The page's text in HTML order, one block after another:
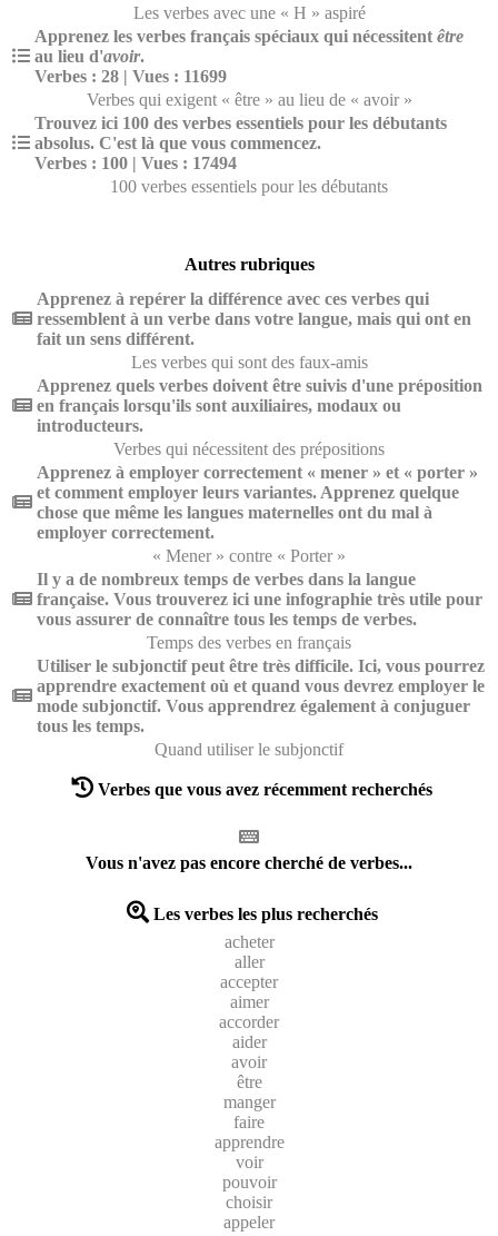
Les verbes avec une « H » aspiré
Apprenez les verbes français spéciaux qui nécessitent être
au lieu d'avoir.
Verbes : 28 | Vues : 11699
Verbes qui exigent « être » au lieu de « avoir »
Trouvez ici 100 des verbes essentiels pour les débutants
absolus. C'est là que vous commencez.
Verbes : 100 | Vues : 17494
100 verbes essentiels pour les débutants
Autres rubriques
Apprenez à repérer la différence avec ces verbes qui
ressemblent à un verbe dans votre langue, mais qui ont en
fait un sens différent.
Les verbes qui sont des faux-amis
Apprenez quels verbes doivent être suivis d'une préposition
en français lorsqu'ils sont auxiliaires, modaux ou
introducteurs.
Verbes qui nécessitent des prépositions
Apprenez à employer correctement « mener » et « porter »
et comment employer leurs variantes. Apprenez quelque
chose que même les langues maternelles ont du mal à
employer correctement.
« Mener » contre « Porter »
Il y a de nombreux temps de verbes dans la langue
française. Vous trouverez ici une infographie très utile pour
vous assurer de connaître tous les temps de verbes.
Temps des verbes en français
Utiliser le subjonctif peut être très difficile. Ici, vous pourrez
apprendre exactement où et quand vous devrez employer le
mode subjonctif. Vous apprendrez également à conjuguer
tous les temps.
Quand utiliser le subjonctif
Verbes que vous avez récemment recherchés
Vous n'avez pas encore cherché de verbes...
Les verbes les plus recherchés
acheter
aller
accepter
aimer
accorder
aider
avoir
être
manger
faire
apprendre
voir
pouvoir
choisir
appeler